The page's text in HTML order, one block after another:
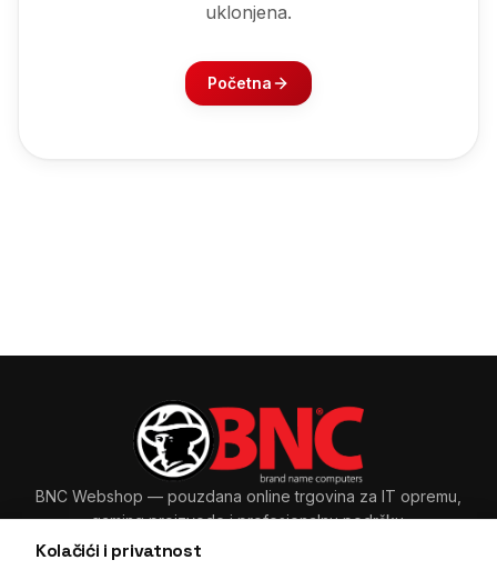
Kolačići i privatnost
uklonjena.
Početna
BNC Webshop — pouzdana online trgovina za IT opremu,
gaming proizvode i profesionalnu podršku.